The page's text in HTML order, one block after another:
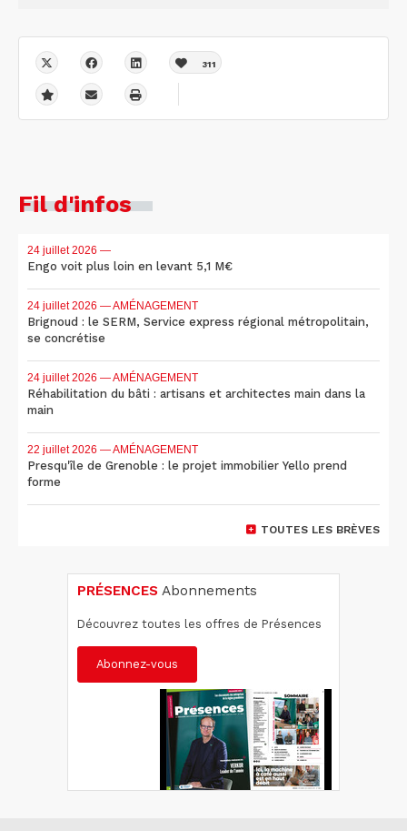
311
Fil d'infos
24 juillet 2026 —
Engo voit plus loin en levant 5,1 M€
24 juillet 2026 — AMÉNAGEMENT
Brignoud : le SERM, Service express régional métropolitain,
se concrétise
24 juillet 2026 — AMÉNAGEMENT
Réhabilitation du bâti : artisans et architectes main dans la
main
22 juillet 2026 — AMÉNAGEMENT
Presqu'île de Grenoble : le projet immobilier Yello prend
forme
TOUTES LES BRÈVES
PRÉSENCES Abonnements
Découvrez toutes les offres de Présences
Abonnez-vous